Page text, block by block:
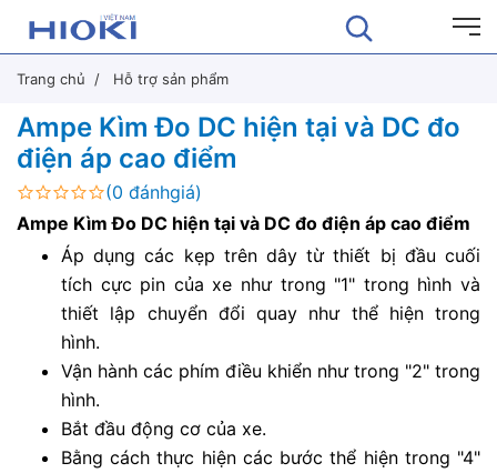
Trang chủ Hỗ trợ sản phẩm
Ampe Kìm Đo DC hiện tại và DC đo
điện áp cao điểm
(0 đánhgiá)
Ampe Kìm Đo DC hiện tại và DC đo điện áp cao điểm
Áp dụng các kẹp trên dây từ thiết bị đầu cuối
tích cực pin của xe như trong "1" trong hình và
thiết lập chuyển đổi quay như thể hiện trong
hình.
Vận hành các phím điều khiển như trong "2" trong
hình.
Bắt đầu động cơ của xe.
Bằng cách thực hiện các bước thể hiện trong "4"